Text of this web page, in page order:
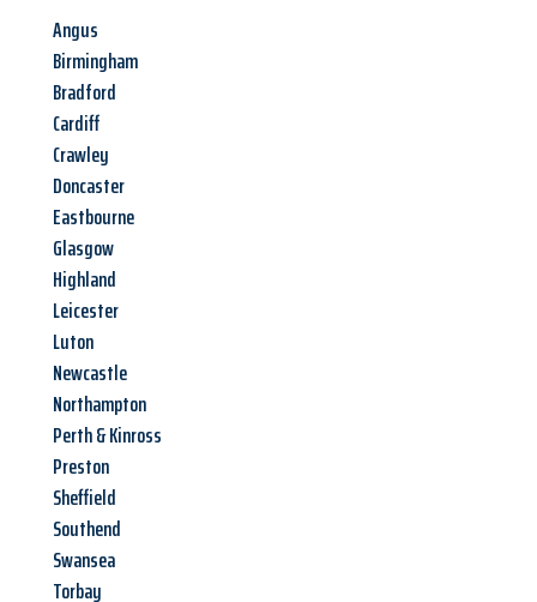
Angus
Birmingham
Bradford
Cardiff
Crawley
Doncaster
Eastbourne
Glasgow
Highland
Leicester
Luton
Newcastle
Northampton
Perth & Kinross
Preston
Sheffield
Southend
Swansea
Torbay